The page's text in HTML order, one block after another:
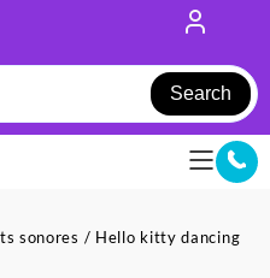
Search
sonores / Hello kitty dancing